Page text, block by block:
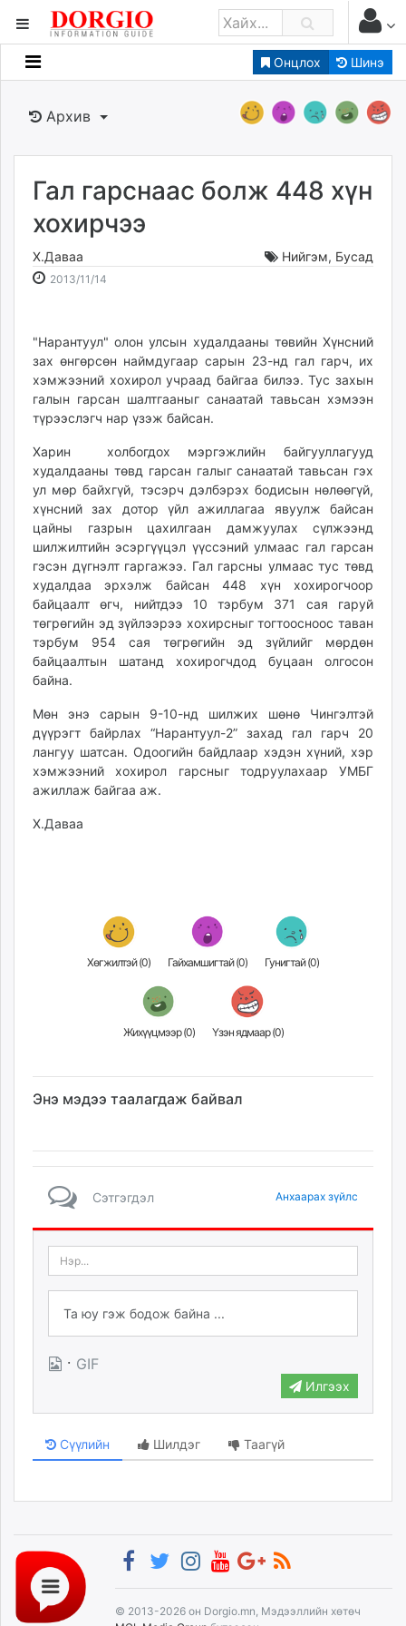
Онцлох Шинэ
Мэдээллийн
Банк санхүү
Бизнес ААН
Төрийн
Нийслэлийн
dorgio.mn
Gogo.mn
zindaa.mn
Baabar.mn
tovch.mn
ikon.mn
mnb.mn
Livetv.mn
Eguur.mn
24tsag.mn
shuud.mn
eagle.mn
ergelt.mn
zarig.mn
today.mn
zuv.mn
mminfo.mn
urlag.mn
unen.mn
asu.mn
shudarga.mn
unuudur.mn
assa.mn
toim.mn
unread.today
Архив
Гал гарснаас болж 448 хүн
хохирчээ
Х.Даваа Нийгэм, Бусад
2013/11/14
22:18:53
12:45:19
"Нарантуул" олон улсын худалдааны төвийн Хүнсний
зах өнгөрсөн наймдугаар сарын 23-нд гал гарч, их
хэмжээний хохирол учраад байгаа билээ. Тус захын
галын гарсан шалтгааныг санаатай тавьсан хэмээн
түрээслэгч нар үзэж байсан.
Харин холбогдох мэргэжлийн байгууллагууд
худалдааны төвд гарсан галыг санаатай тавьсан гэх
ул мөр байхгүй, тэсэрч дэлбэрэх бодисын нөлөөгүй,
хүнсний зах дотор үйл ажиллагаа явуулж байсан
цайны газрын цахилгаан дамжуулах сүлжээнд
шилжилтийн эсэргүүцэл үүссэний улмаас гал гарсан
гэсэн дүгнэлт гаргажээ. Гал гарсны улмаас тус төвд
худалдаа эрхэлж байсан 448 хүн хохирогчоор
байцаалт өгч, нийтдээ 10 тэрбум 371 сая гаруй
төгрөгийн эд зүйлээрээ хохирсныг тогтоосноос таван
тэрбум 954 сая төгрөгийн эд зүйлийг мөрдөн
байцаалтын шатанд хохирогчдод буцаан олгосон
байна.
Мөн энэ сарын 9-10-нд шилжих шөнө Чингэлтэй
дүүрэгт байрлах “Нарантуул-2” захад гал гарч 20
лангуу шатсан. Одоогийн байдлаар хэдэн хүний, хэр
хэмжээний хохирол гарсныг тодруулахаар УМБГ
ажиллаж байгаа аж.
Х.Даваа
Хөгжилтэй (0) Гайхамшигтай (0) Гунигтай (0)
Жихүүцмээр (0) Үзэн ядмаар (0)
Энэ мэдээ таалагдаж байвал
Сэтгэгдэл Анхаарах зүйлс
· GIF
Илгээх
Сүүлийн Шилдэг Таагүй
© 2013-2026 он Dorgio.mn, Мэдээллийн хөтөч